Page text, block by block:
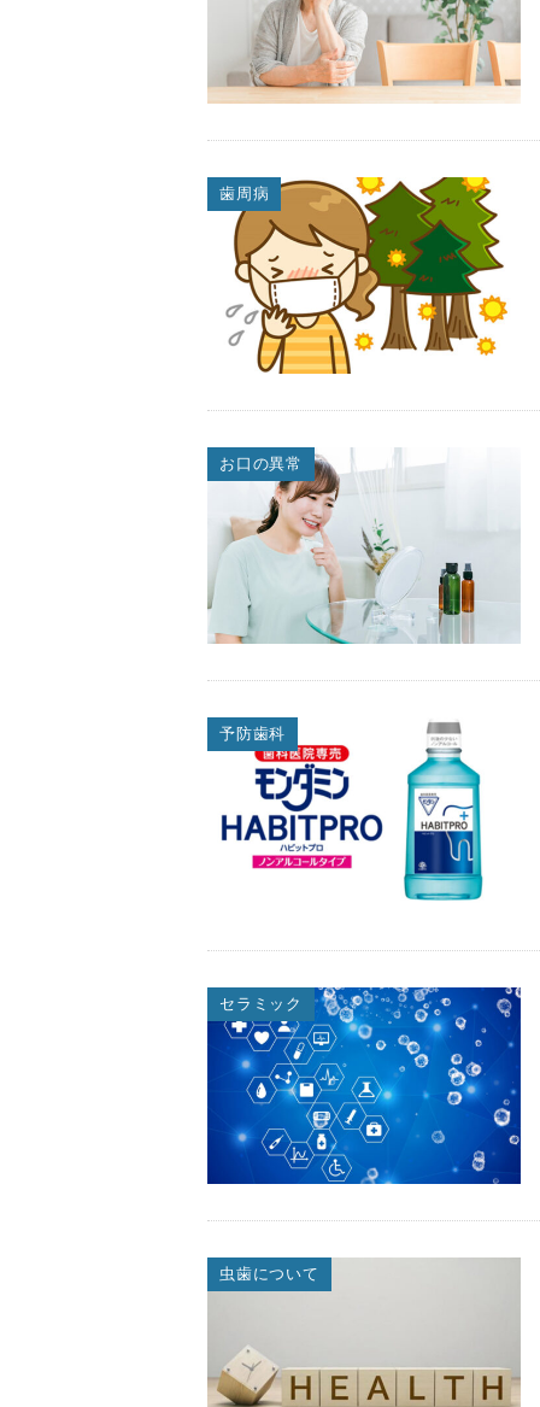
歯周病
お口の異常
予防歯科
セラミック
虫歯について